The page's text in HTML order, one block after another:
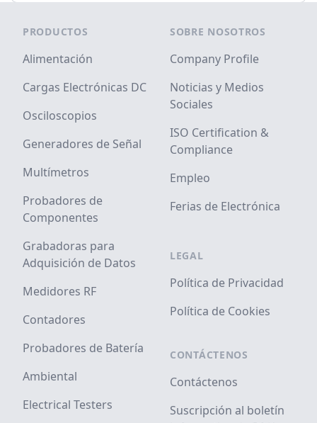
PRODUCTOS
Alimentación
Cargas Electrónicas DC
Osciloscopios
Generadores de Señal
Multímetros
Probadores de
Componentes
Grabadoras para
Adquisición de Datos
Medidores RF
Contadores
Probadores de Batería
Ambiental
Electrical Testers
SOBRE NOSOTROS
Company Profile
Noticias y Medios
Sociales
ISO Certification &
Compliance
Empleo
Ferias de Electrónica
LEGAL
Política de Privacidad
Política de Cookies
CONTÁCTENOS
Contáctenos
Suscripción al boletín